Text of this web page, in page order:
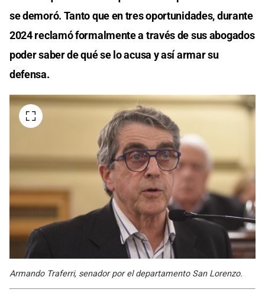
se demoró. Tanto que en tres oportunidades, durante
2024 reclamó formalmente a través de sus abogados
poder saber de qué se lo acusa y así armar su
defensa.
Armando Traferri, senador por el departamento San Lorenzo.